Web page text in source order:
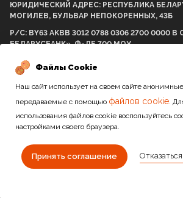
ЮРИДИЧЕСКИЙ АДРЕС: РЕСПУБЛИКА
МОГИЛЕВ, БУЛЬВАР НЕПОКОРЕННЫХ, 43Б
Р/С: BY63 AKBB 3012 0788 0306 2700 0000
БЕЛАРУСБАНК», Ф-ЛЕ 700 МОУ
БИК AKBBBY21700 УНП: 812001575 ОКПО
2010-2026 / Все права
Файлы Cookie
Наш сайт использует на своем сайте
передаваемые с помощью файлов cookie.
использования файлов cookie воспользуйтесь
настройками своего браузера.
Принять соглашение